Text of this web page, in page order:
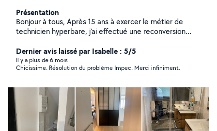
Présentation
Bonjour à tous, Après 15 ans à exercer le métier de
technicien hyperbare, j'ai effectué une reconversion
vous propose de mettre à votre service les
compétences que j'ai acquise pour réaliser vos travaux
d'électricité, mais aussi de plomberie, montage de
Dernier avis laissé par Isabelle : 5/5
Il y a plus de 6 mois
Chicissime. Résolution du problème Impec. Merci infiniment.